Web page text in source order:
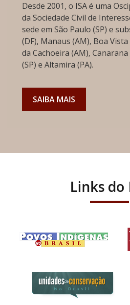
Desde 2001, o ISA é uma
da Sociedade Civil de
sede em São Paulo (SP) e
(DF), Manaus (AM), Boa Vista
da Cachoeira (AM),
(SP) e Altamira (PA).
SAIBA MAIS
Links do